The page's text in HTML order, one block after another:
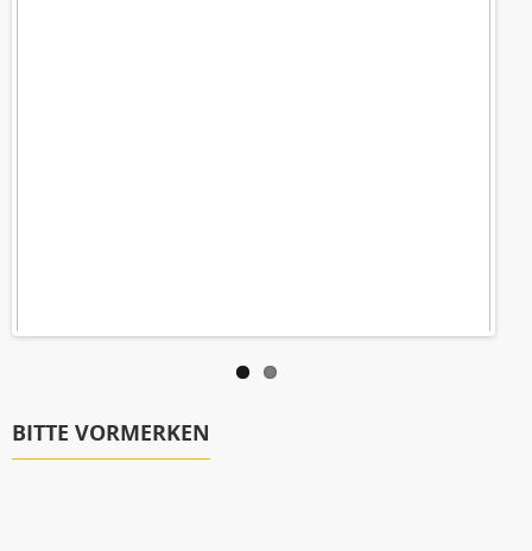
BITTE VORMERKEN